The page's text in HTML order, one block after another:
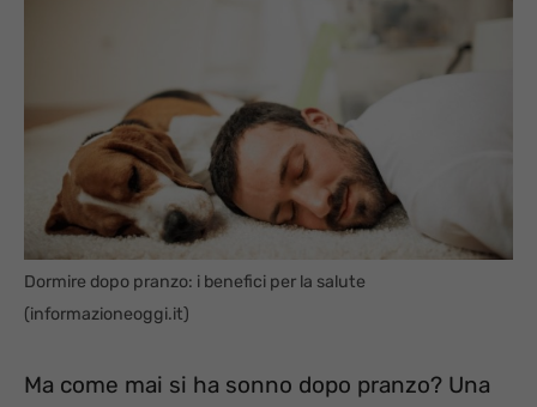
Dormire dopo pranzo: i benefici per la salute
(informazioneoggi.it)
Ma come mai si ha sonno dopo pranzo? Una